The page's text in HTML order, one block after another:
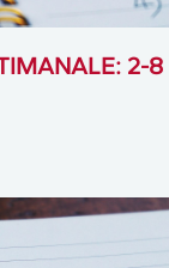
2-